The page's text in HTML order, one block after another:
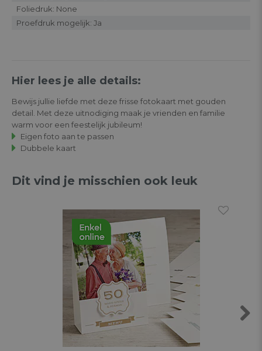
Foliedruk: None
Proefdruk mogelijk: Ja
Hier lees je alle details:
Bewijs jullie liefde met deze frisse fotokaart met gouden
detail. Met deze uitnodiging maak je vrienden en familie
warm voor een feestelijk jubileum!
Eigen foto aan te passen
Dubbele kaart
Dit vind je misschien ook leuk